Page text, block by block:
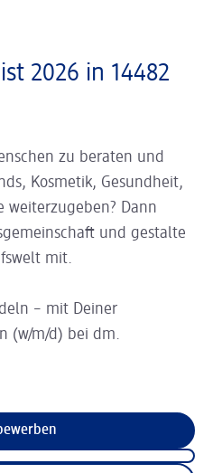
2026 in 14482
zu beraten und
Kosmetik, Gesundheit,
weiterzugeben? Dann
und gestalte
mit.
– mit Deiner
(w/m/d) bei dm.